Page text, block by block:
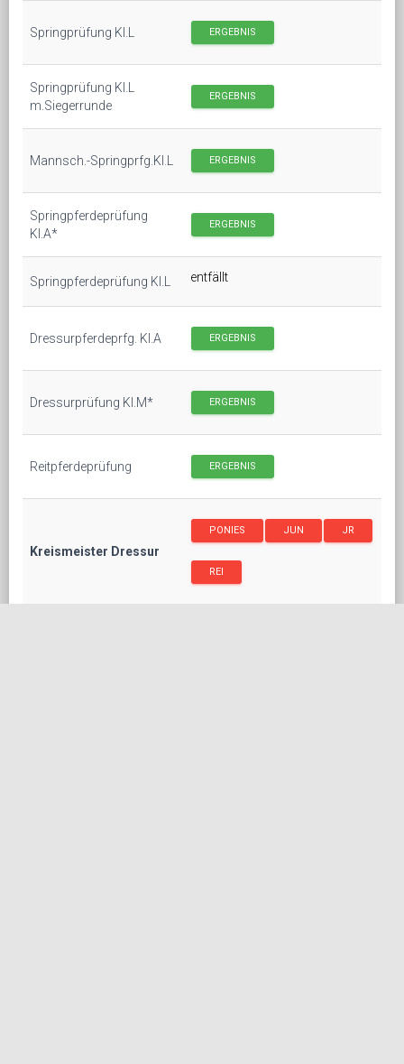
Springprüfung Kl.L ERGEBNIS
Springprüfung Kl.L
m.Siegerrunde
ERGEBNIS
Mannsch.-Springprfg.Kl.L ERGEBNIS
Springpferdeprüfung
Kl.A*
ERGEBNIS
Springpferdeprüfung Kl.L entfällt
Dressurpferdeprfg. Kl.A ERGEBNIS
Dressurprüfung Kl.M* ERGEBNIS
Reitpferdeprüfung ERGEBNIS
Kreismeister Dressur
PONIES JUN JR
REI